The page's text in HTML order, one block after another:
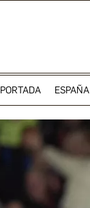
PORTADA ESPAÑA